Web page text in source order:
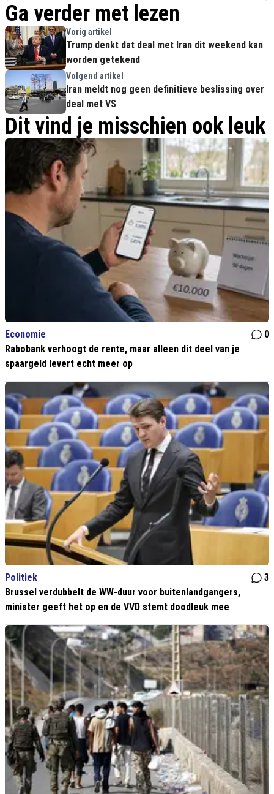
Ga verder met lezen
Vorig artikel
Trump denkt dat deal met Iran dit weekend kan
worden getekend
Volgend artikel
Iran meldt nog geen definitieve beslissing over
deal met VS
Dit vind je misschien ook leuk
Economie
0
Rabobank verhoogt de rente, maar alleen dit deel van je
spaargeld levert echt meer op
Politiek
3
Brussel verdubbelt de WW-duur voor buitenlandgangers,
minister geeft het op en de VVD stemt doodleuk mee